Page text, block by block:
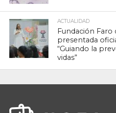
ACTUALIDAD
Fundación Faro
presentada
“Guiando la
vidas”